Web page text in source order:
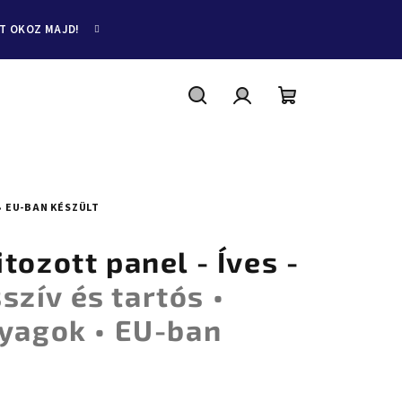
OKOZ MAJD!
BAN KÉSZÜLT
panel - Íves -
és tartós •
• EU-ban